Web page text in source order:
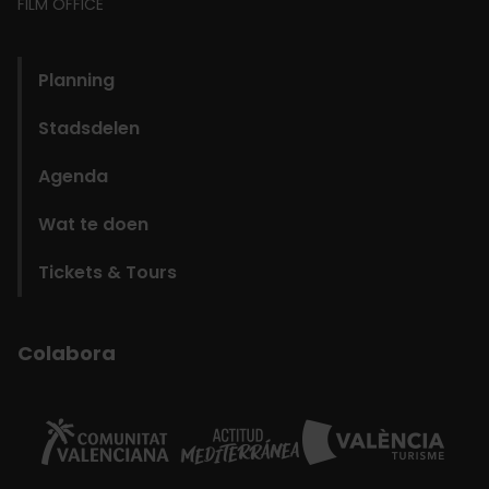
FILM OFFICE
Planning
Stadsdelen
Agenda
Wat te doen
Tickets & Tours
Colabora